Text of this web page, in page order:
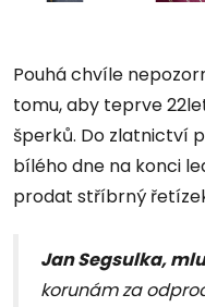
Pouhá chvíle
tomu, aby teprve
šperků. Do zlatnictví
bílého dne na konci
prodat stříbrný
Jan Segsulka,
korunám za